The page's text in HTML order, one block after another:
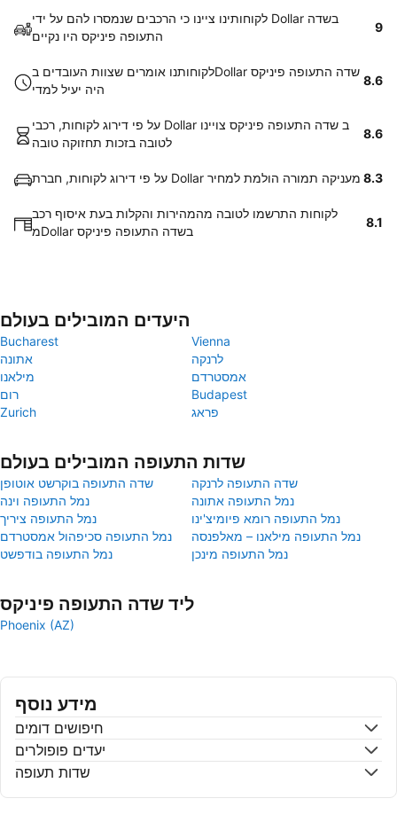
לקוחותינו ציינו כי הרכבים שנמסרו להם על ידי Dollar בשדה
התעופה פיניקס היו נקיים
9
לקוחותנו אומרים שצוות העובדים בDollar שדה התעופה פיניקס
היה יעיל למדי
8.6
על פי דירוג לקוחות, רכבי Dollar ב שדה התעופה פיניקס צויינו
לטובה בזכות תחזוקה טובה
8.6
על פי דירוג לקוחות, חברת Dollar מעניקה תמורה הולמת למחיר 8.3
לקוחות התרשמו לטובה מהמהירות והקלות בעת איסוף רכב
מDollar בשדה התעופה פיניקס
8.1
היעדים המובילים בעולם
Bucharest
Vienna
אתונה
לרנקה
מילאנו
אמסטרדם
רום
Budapest
Zurich
פראג
שדות התעופה המובילים בעולם
שדה התעופה בוקרשט אוטופן
שדה התעופה לרנקה
נמל התעופה וינה
נמל התעופה אתונה
נמל התעופה ציריך
נמל התעופה רומא פיומיצ'ינו
נמל התעופה סכיפהול אמסטרדם
נמל התעופה מילאנו – מאלפנסה
נמל התעופה בודפשט
נמל התעופה מינכן
ליד שדה התעופה פיניקס
Phoenix (AZ)
מידע נוסף
חיפושים דומים
יעדים פופולרים
שדות תעופה